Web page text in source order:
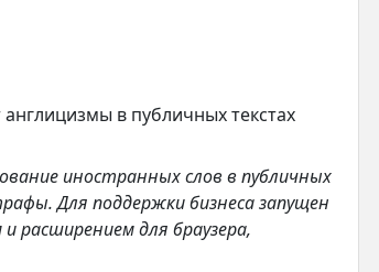
иностранных слов в публичных
Для поддержки бизнеса запущен
расширением для браузера,